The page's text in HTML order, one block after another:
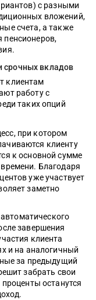
с разными
вложений,
счета, а также
пенсионеров,
вкладов
клиентам
работу с
таких опций
при котором
клиенту
к основной сумме
Благодаря
уже участвует
заметно
завершения
клиента
и на аналогичный
за предыдущий
забрать свои
останутся